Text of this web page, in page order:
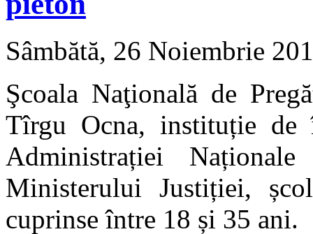
Sâmbătă, 26 Noiembrie
Şcoala Naţională de
Tîrgu Ocna, instituție de
Administrației
Ministerului Justiției,
cuprinse între 18 și 35 ani.